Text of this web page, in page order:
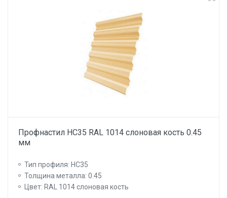
Профнастил НС35 RAL 1014 слоновая кость 0.45
мм
Тип профиля: НС35
Толщина металла: 0.45
Цвет: RAL 1014 слоновая кость